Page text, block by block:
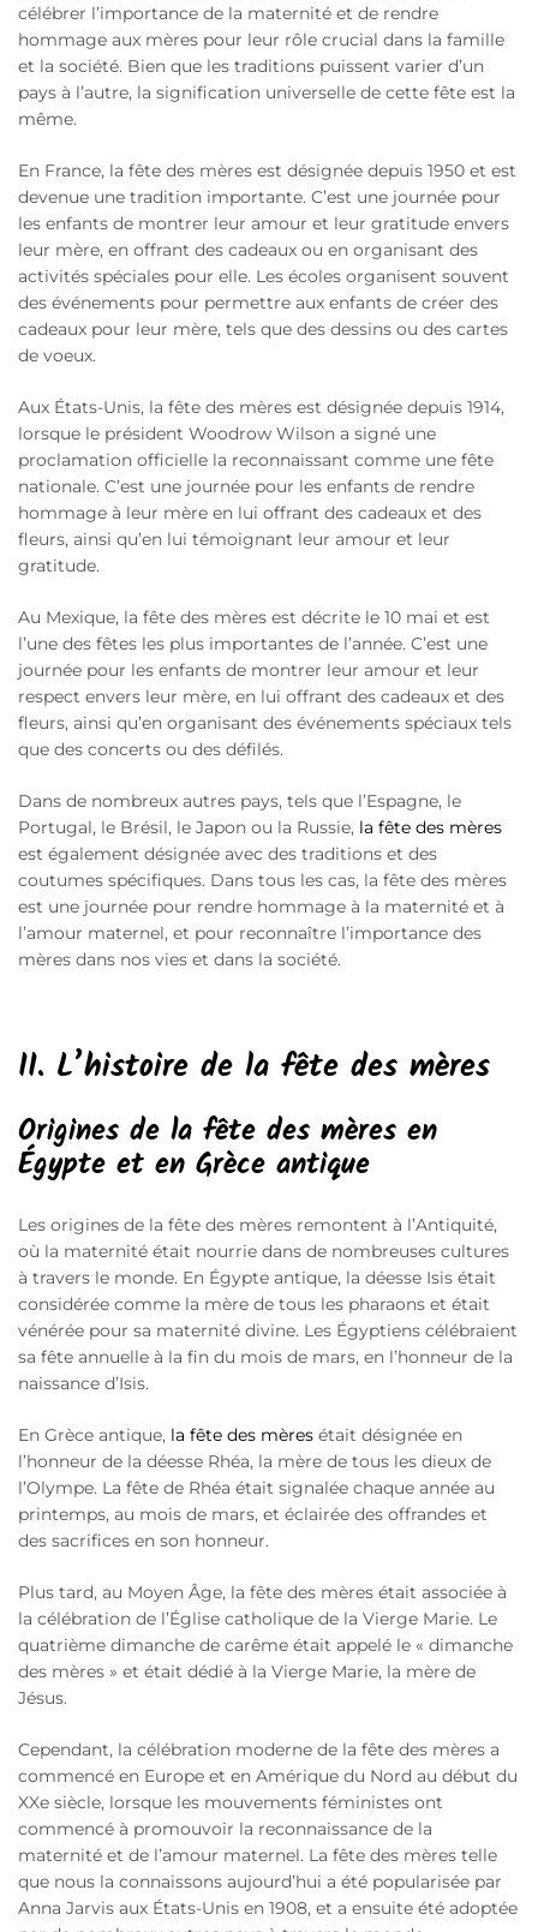
célébrer l’importance de la maternité et de rendre
hommage aux mères pour leur rôle crucial dans la famille
et la société. Bien que les traditions puissent varier d’un
pays à l’autre, la signification universelle de cette fête est la
même.
En France, la fête des mères est désignée depuis 1950 et est
devenue une tradition importante. C’est une journée pour
les enfants de montrer leur amour et leur gratitude envers
leur mère, en offrant des cadeaux ou en organisant des
activités spéciales pour elle. Les écoles organisent souvent
des événements pour permettre aux enfants de créer des
cadeaux pour leur mère, tels que des dessins ou des cartes
de voeux.
Aux États-Unis, la fête des mères est désignée depuis 1914,
lorsque le président Woodrow Wilson a signé une
proclamation officielle la reconnaissant comme une fête
nationale. C’est une journée pour les enfants de rendre
hommage à leur mère en lui offrant des cadeaux et des
fleurs, ainsi qu’en lui témoignant leur amour et leur
gratitude.
Au Mexique, la fête des mères est décrite le 10 mai et est
l’une des fêtes les plus importantes de l’année. C’est une
journée pour les enfants de montrer leur amour et leur
respect envers leur mère, en lui offrant des cadeaux et des
fleurs, ainsi qu’en organisant des événements spéciaux tels
que des concerts ou des défilés.
Dans de nombreux autres pays, tels que l’Espagne, le
Portugal, le Brésil, le Japon ou la Russie, la fête des mères
est également désignée avec des traditions et des
coutumes spécifiques. Dans tous les cas, la fête des mères
est une journée pour rendre hommage à la maternité et à
l’amour maternel, et pour reconnaître l’importance des
mères dans nos vies et dans la société.
II. L’histoire de la fête des mères
Origines de la fête des mères en
Égypte et en Grèce antique
Les origines de la fête des mères remontent à l’Antiquité,
où la maternité était nourrie dans de nombreuses cultures
à travers le monde. En Égypte antique, la déesse Isis était
considérée comme la mère de tous les pharaons et était
vénérée pour sa maternité divine. Les Égyptiens célébraient
sa fête annuelle à la fin du mois de mars, en l’honneur de la
naissance d’Isis.
En Grèce antique, la fête des mères était désignée en
l’honneur de la déesse Rhéa, la mère de tous les dieux de
l’Olympe. La fête de Rhéa était signalée chaque année au
printemps, au mois de mars, et éclairée des offrandes et
des sacrifices en son honneur.
Plus tard, au Moyen Âge, la fête des mères était associée à
la célébration de l’Église catholique de la Vierge Marie. Le
quatrième dimanche de carême était appelé le « dimanche
des mères » et était dédié à la Vierge Marie, la mère de
Jésus.
Cependant, la célébration moderne de la fête des mères a
commencé en Europe et en Amérique du Nord au début du
XXe siècle, lorsque les mouvements féministes ont
commencé à promouvoir la reconnaissance de la
maternité et de l’amour maternel. La fête des mères telle
que nous la connaissons aujourd’hui a été popularisée par
Anna Jarvis aux États-Unis en 1908, et a ensuite été adoptée